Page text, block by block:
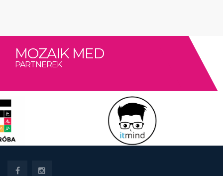
MOZAIK MED
PARTNEREK